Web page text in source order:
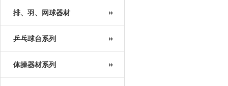
排、羽、网球器材
乒乓球台系列
体操器材系列